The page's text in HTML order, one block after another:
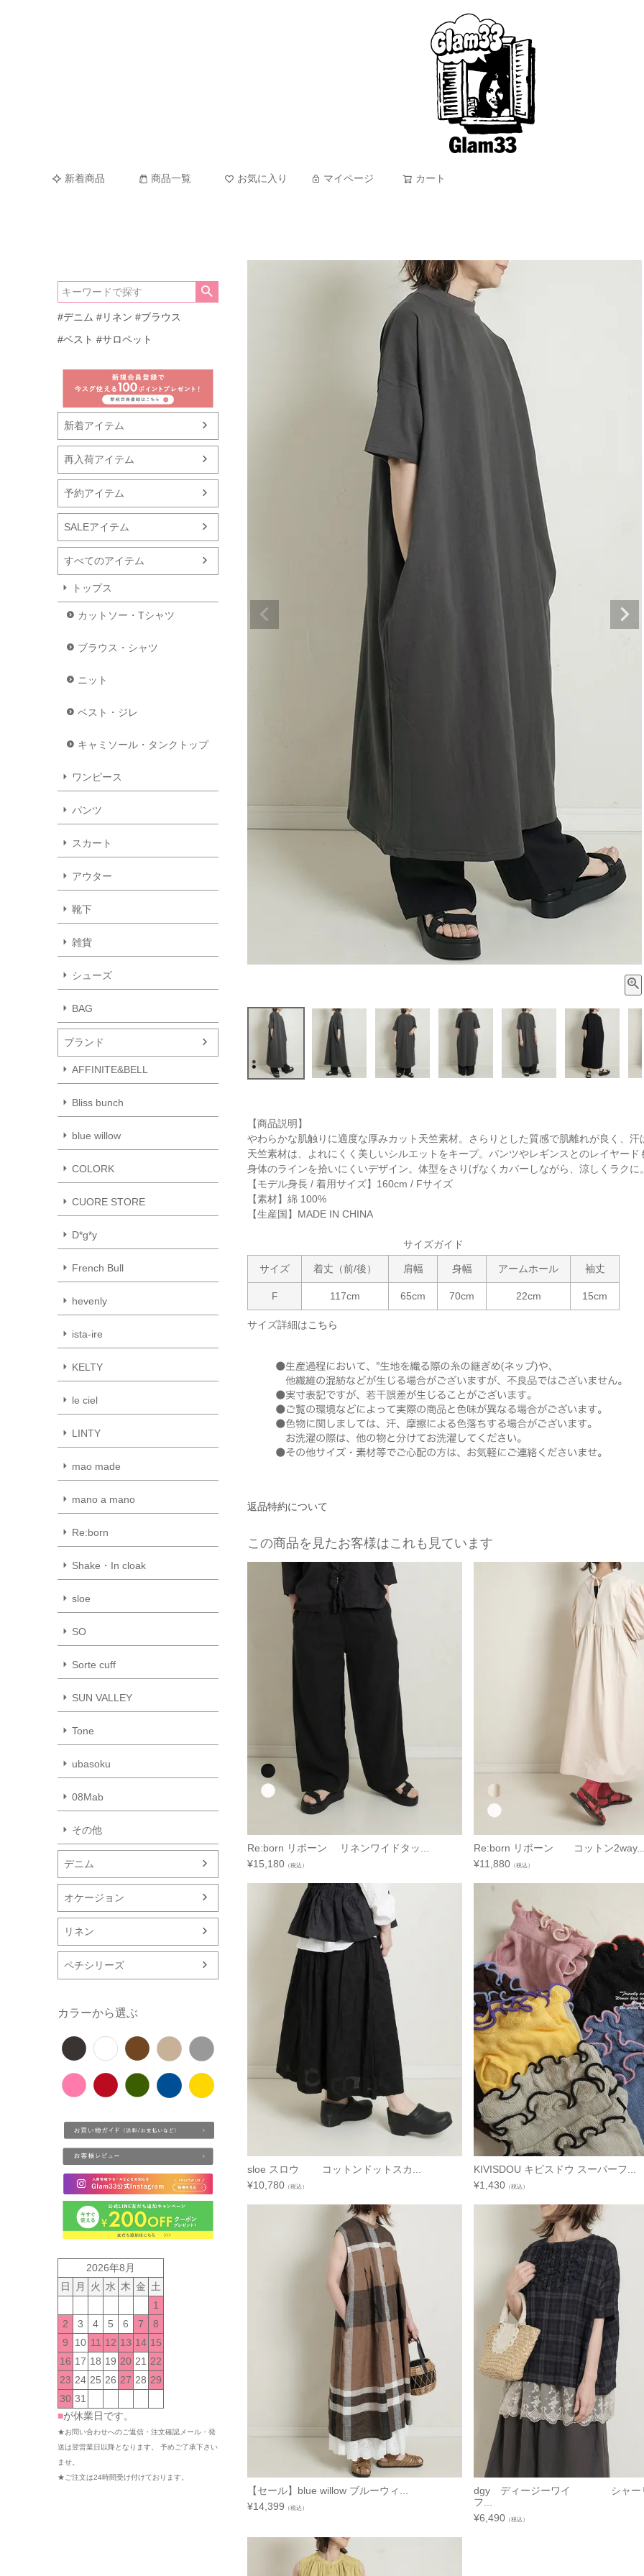
新着商品 商品一覧 お気に入り マイページ カート
#デニム #リネン #ブラウス
#ベスト #サロペット
新着アイテム
再入荷アイテム
予約アイテム
SALEアイテム
すべてのアイテム
トップス
カットソー・Tシャツ
ブラウス・シャツ
ニット
ベスト・ジレ
キャミソール・タンクトップ
ワンピース
パンツ
スカート
アウター
靴下
雑貨
シューズ
BAG
ブランド
AFFINITE&BELL
Bliss bunch
blue willow
COLORK
CUORE STORE
D*g*y
French Bull
hevenly
ista-ire
KELTY
le ciel
LINTY
mao made
mano a mano
Re:born
Shake・In cloak
sloe
SO
Sorte cuff
SUN VALLEY
Tone
ubasoku
08Mab
その他
デニム
オケージョン
リネン
ペチシリーズ
カラーから選ぶ
2026年8月
日
月 火 水 木 金 土
1
2
3 4 5 6 7
8
9
10 11 12 13 14 15
16 17 18 19 20 21 22
23 24 25 26 27 28 29
30 31
■が休業日です。
★お問い合わせへのご返信・注文確認メール・発
送は翌営業日以降となります。 予めご了承下さい
ませ。
★ご注文は24時間受け付けております。
【商品説明】
やわらかな肌触りに適度な厚みカット天竺素材。さらりとした質感で肌離れが良く、
天竺素材は、よれにくく美しいシルエットをキープ。パンツやレギンスとのレイヤー
身体のラインを拾いにくいデザイン。体型をさりげなくカバーしながら、涼しくラク
【モデル身長 / 着用サイズ】160cm / Fサイズ
【素材】綿 100%
【生産国】MADE IN CHINA
サイズガイド
サイズ 着丈（前/後） 肩幅 身幅 アームホール 袖丈
F 117cm 65cm 70cm 22cm 15cm
サイズ詳細はこちら
返品特約について
この商品を見たお客様はこれも見ています
Re:born リボーン リネンワイドタッ...
¥15,180 （税込）
Re:born リボーン コットン2way...
¥11,880（税込）
sloe スロウ コットンドットスカ...
¥10,780 （税込）
KIVISDOU キビスドウ スーパーフ...
¥1,430（税込）
【セール】blue willow ブルーウィ...
¥14,399 （税込）
dgy ディージーワイ シャー
フ...
¥6,490（税込）